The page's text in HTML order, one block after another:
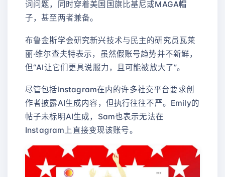
词问题，同时穿着美国国旗比基尼或MAGA帽
子，甚至两者兼备。
布鲁金斯学会研究新兴技术与民主的研究员瓦莱
丽·维尔查夫特表示，虽然假账号趋势并不新鲜，
但“AI让它们更具说服力，且可能被放大了”。
尽管包括Instagram在内的许多社交平台要求创
作者披露AI生成内容，但执行往往不严。Emily的
帖子未标明AI生成，Sam也表示无法在
Instagram上直接变现该账号。